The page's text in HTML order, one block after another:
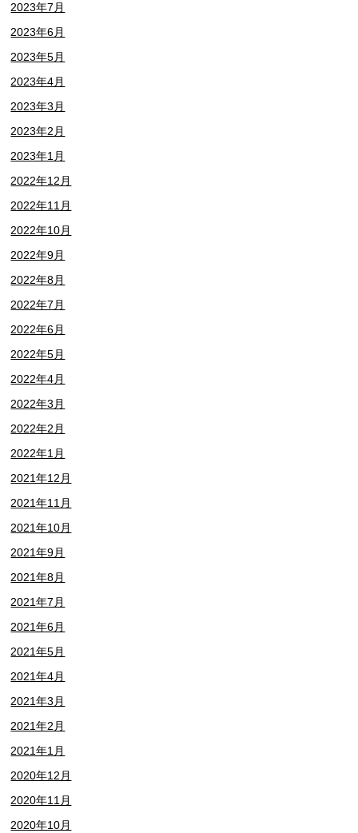
2023年7月
2023年6月
2023年5月
2023年4月
2023年3月
2023年2月
2023年1月
2022年12月
2022年11月
2022年10月
2022年9月
2022年8月
2022年7月
2022年6月
2022年5月
2022年4月
2022年3月
2022年2月
2022年1月
2021年12月
2021年11月
2021年10月
2021年9月
2021年8月
2021年7月
2021年6月
2021年5月
2021年4月
2021年3月
2021年2月
2021年1月
2020年12月
2020年11月
2020年10月